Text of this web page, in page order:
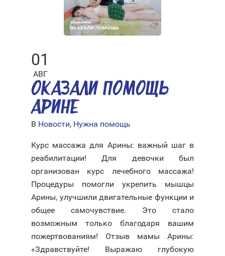
01
АВГ
ОКАЗАЛИ ПОМОЩЬ
АРИНЕ
В Новости, Нужна помощь
Курс массажа для Арины: важный шаг в
реабилитации! Для девочки был
организован курс лечебного массажа!
Процедуры помогли укрепить мышцы
Арины, улучшили двигательные функции и
общее самочувствие. Это стало
возможным только благодаря вашим
пожертвованиям! Отзыв мамы Арины:
«Здравствуйте! Выражаю глубокую